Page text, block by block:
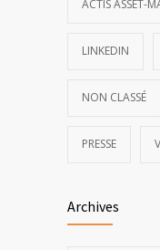
ACTIS ASSET-
LINKEDIN
NON CLASSÉ
PRESSE
Archives